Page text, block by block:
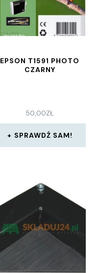
EPSON T1591 PHOTO
CZARNY
50,00ZŁ
SPRAWDŹ SAM!